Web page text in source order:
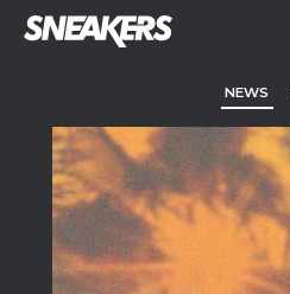
NEWS